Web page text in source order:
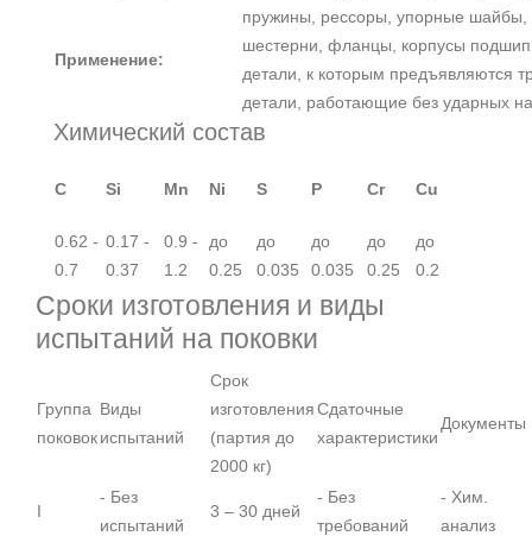
Применение:
пружины, рессоры, упорные
шестерни, фланцы, корпусы
детали, к которым предъявляются
детали, работающие без ударных
Химический состав
C Si Mn Ni S P Cr Cu
0.62 -
0.7
0.17 -
0.37
0.9 -
1.2
до
0.25
до
0.035
до
0.035
до
0.25
до
0.2
Сроки изготовления и виды
испытаний на поковки
Группа
поковок
Виды
испытаний
Срок
изготовления
(партия до
2000 кг)
Сдаточные
характеристики
Документы
I
- Без
испытаний
3 – 30 дней
- Без
требований
- Хим.
анализ